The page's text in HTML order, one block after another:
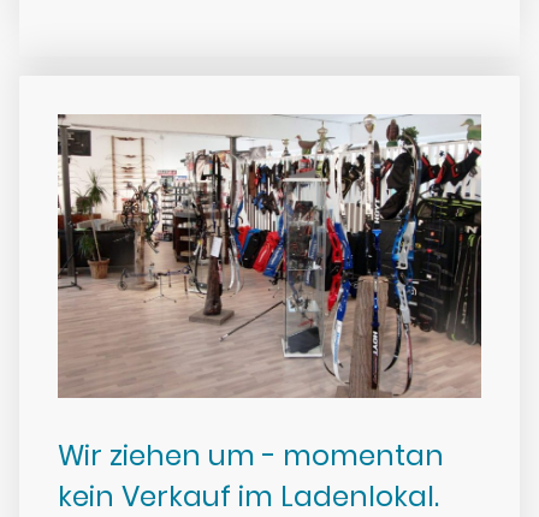
Wir ziehen um - momentan
kein Verkauf im Ladenlokal.